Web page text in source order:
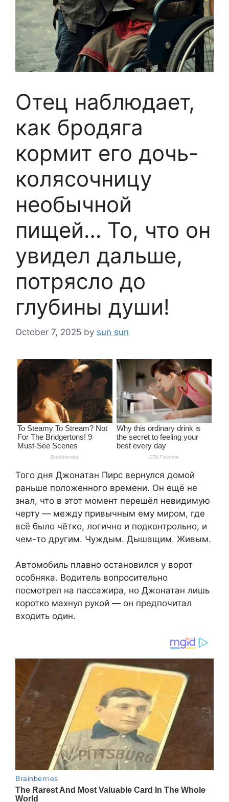
Отец наблюдает,
как бродяга
кормит его дочь-
колясочницу
необычной
пищей… То, что он
увидел дальше,
потрясло до
глубины души!
October 7, 2025 by sun sun
Того дня Джонатан Пирс вернулся домой
раньше положенного времени. Он ещё не
знал, что в этот момент перешёл невидимую
черту — между привычным ему миром, где
всё было чётко, логично и подконтрольно, и
чем-то другим. Чуждым. Дышащим. Живым.
Автомобиль плавно остановился у ворот
особняка. Водитель вопросительно
посмотрел на пассажира, но Джонатан лишь
коротко махнул рукой — он предпочитал
входить один.